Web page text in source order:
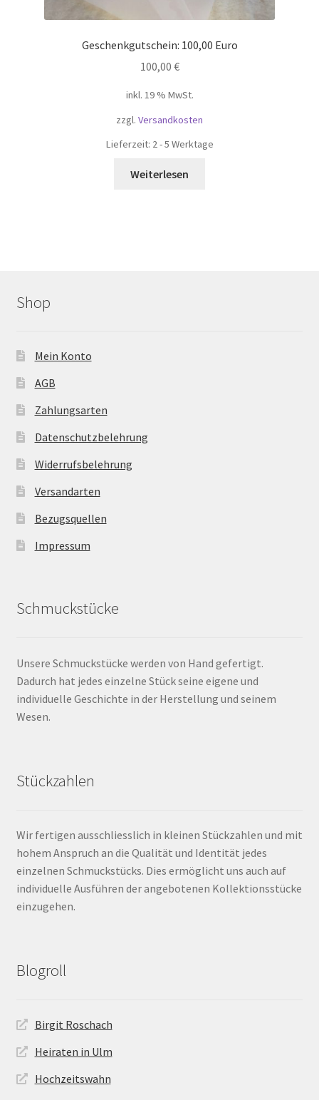
Geschenkgutschein: 100,00 Euro
100,00 €
inkl. 19 % MwSt.
zzgl. Versandkosten
Lieferzeit: 2 - 5 Werktage
Weiterlesen
Shop
Mein Konto
AGB
Zahlungsarten
Datenschutzbelehrung
Widerrufsbelehrung
Versandarten
Bezugsquellen
Impressum
Schmuckstücke
Unsere Schmuckstücke werden von Hand gefertigt.
Dadurch hat jedes einzelne Stück seine eigene und
individuelle Geschichte in der Herstellung und seinem
Wesen.
Stückzahlen
Wir fertigen ausschliesslich in kleinen Stückzahlen und mit
hohem Anspruch an die Qualität und Identität jedes
einzelnen Schmuckstücks. Dies ermöglicht uns auch auf
individuelle Ausführen der angebotenen Kollektionsstücke
einzugehen.
Blogroll
Birgit Roschach
Heiraten in Ulm
Hochzeitswahn